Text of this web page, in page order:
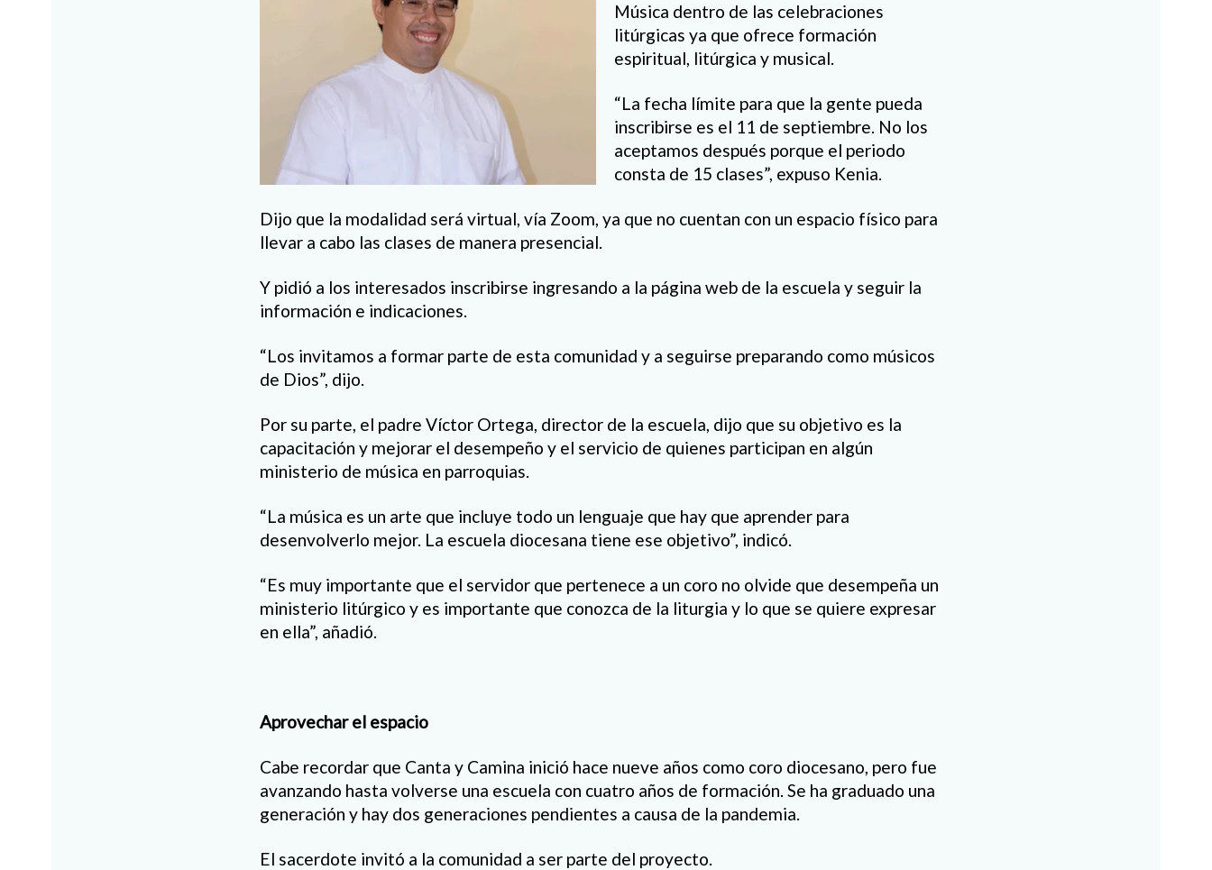
Música dentro de las celebraciones
litúrgicas ya que ofrece formación
espiritual, litúrgica y musical.
“La fecha límite para que la gente pueda
inscribirse es el 11 de septiembre. No los
aceptamos después porque el periodo
consta de 15 clases”, expuso Kenia.
Dijo que la modalidad será virtual, vía Zoom, ya que no cuentan con un espacio físico para
llevar a cabo las clases de manera presencial.
Y pidió a los interesados inscribirse ingresando a la página web de la escuela y seguir la
información e indicaciones.
“Los invitamos a formar parte de esta comunidad y a seguirse preparando como músicos
de Dios”, dijo.
Por su parte, el padre Víctor Ortega, director de la escuela, dijo que su objetivo es la
capacitación y mejorar el desempeño y el servicio de quienes participan en algún
ministerio de música en parroquias.
“La música es un arte que incluye todo un lenguaje que hay que aprender para
desenvolverlo mejor. La escuela diocesana tiene ese objetivo”, indicó.
“Es muy importante que el servidor que pertenece a un coro no olvide que desempeña un
ministerio litúrgico y es importante que conozca de la liturgia y lo que se quiere expresar
en ella”, añadió.
Aprovechar el espacio
Cabe recordar que Canta y Camina inició hace nueve años como coro diocesano, pero fue
avanzando hasta volverse una escuela con cuatro años de formación. Se ha graduado una
generación y hay dos generaciones pendientes a causa de la pandemia.
El sacerdote invitó a la comunidad a ser parte del proyecto.